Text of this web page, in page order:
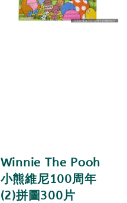
Winnie The Pooh
小熊維尼100周年
(2)拼圖300片